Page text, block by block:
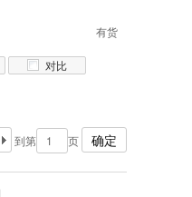
有货
对比
到第 页 确定